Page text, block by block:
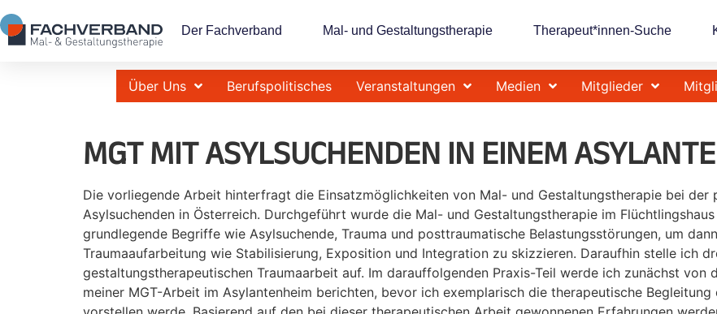
Der Fachverband Mal- und Gestaltungstherapie Therapeut*innen-Suche
Über Uns Berufspolitisches Veranstaltungen Medien Mitglieder
MGT MIT ASYLSUCHENDEN IN EINEM
Die vorliegende Arbeit hinterfragt die Einsatzmöglichkeiten von Mal- und Gestaltungstherapie bei der
Asylsuchenden in Österreich. Durchgeführt wurde die Mal- und Gestaltungstherapie im
grundlegende Begriffe wie Asylsuchende, Trauma und posttraumatische Belastungsstörungen, um
Traumaaufarbeitung wie Stabilisierung, Exposition und Integration zu skizzieren. Daraufhin stelle ich
gestaltungstherapeutischen Traumaarbeit auf. Im darauffolgenden Praxis-Teil werde ich zunächst von
meiner MGT-Arbeit im Asylantenheim berichten, bevor ich exemplarisch die therapeutische Begleitung